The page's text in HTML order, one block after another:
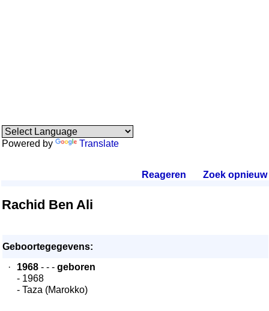
Powered by Translate
Reageren Zoek opnieuw.
Rachid Ben Ali
Geboortegegevens:
·
1968 - - - geboren
- 1968
- Taza (Marokko)